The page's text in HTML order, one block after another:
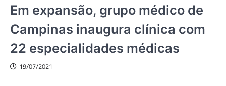
Em expansão, grupo médico de
Campinas inaugura clínica com
22 especialidades médicas
19/07/2021